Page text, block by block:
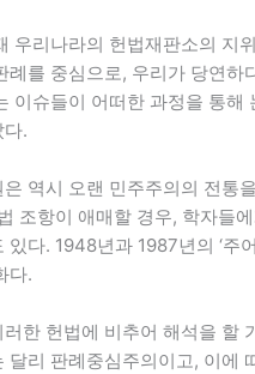
우리나라의 헌법재판소의 지
례를 중심으로, 우리가 당연
이슈들이 어떠한 과정을 통
.
역시 오랜 민주주의의 전통
조항이 애매할 경우, 학자들
있다. 1948년과 1987년의 ‘주
다.
한 헌법에 비추어 해석을 할
달리 판례중심주의이고, 이에